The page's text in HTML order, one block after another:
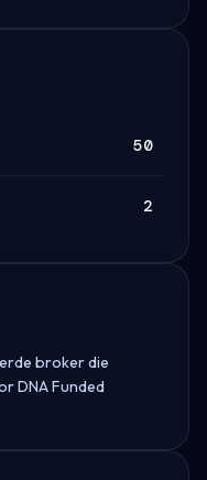
50
2
broker die
DNA Funded